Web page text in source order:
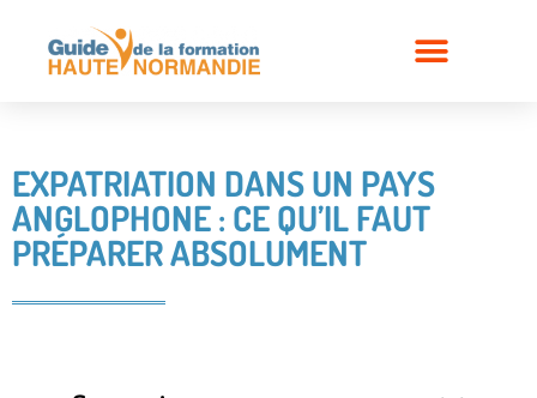
EXPATRIATION DANS UN PAYS
ANGLOPHONE : CE QU’IL FAUT
PRÉPARER ABSOLUMENT